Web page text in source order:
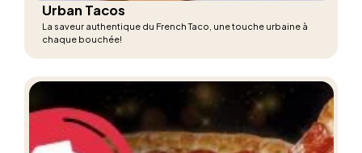
Urban Tacos
La saveur authentique du French Taco, une touche urbaine à
chaque bouchée!